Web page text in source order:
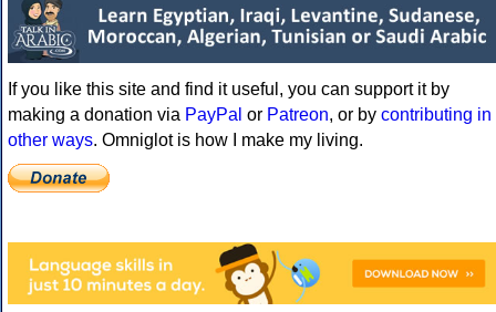
If you like this site and find it useful, you can support it by
making a donation via PayPal or Patreon, or by contributing in
other ways. Omniglot is how I make my living.